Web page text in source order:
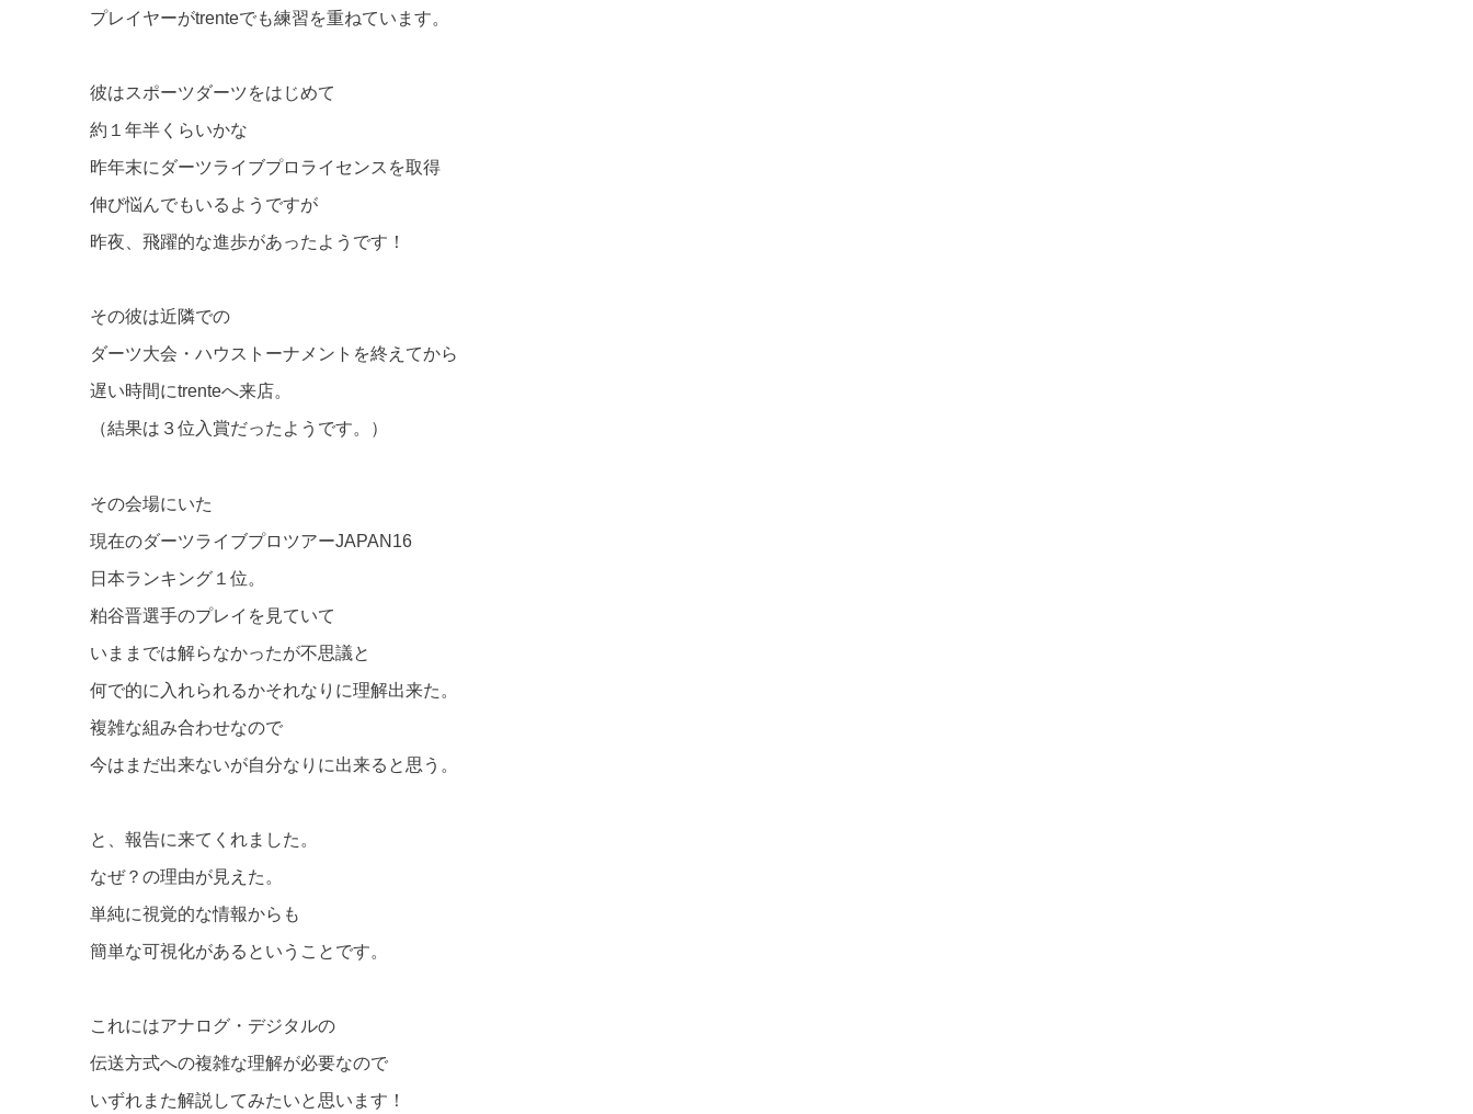
プレイヤーがtrenteでも練習を重ねています。
彼はスポーツダーツをはじめて
約１年半くらいかな
昨年末にダーツライブプロライセンスを取得
伸び悩んでもいるようですが
昨夜、飛躍的な進歩があったようです！
その彼は近隣での
ダーツ大会・ハウストーナメントを終えてから
遅い時間にtrenteへ来店。
（結果は３位入賞だったようです。）
その会場にいた
現在のダーツライブプロツアーJAPAN16
日本ランキング１位。
粕谷晋選手のプレイを見ていて
いままでは解らなかったが不思議と
何で的に入れられるかそれなりに理解出来た。
複雑な組み合わせなので
今はまだ出来ないが自分なりに出来ると思う。
と、報告に来てくれました。
なぜ？の理由が見えた。
単純に視覚的な情報からも
簡単な可視化があるということです。
これにはアナログ・デジタルの
伝送方式への複雑な理解が必要なので
いずれまた解説してみたいと思います！